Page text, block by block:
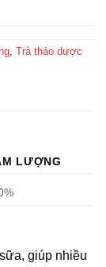
Trà thảo dược
LƯỢNG
giúp nhiều